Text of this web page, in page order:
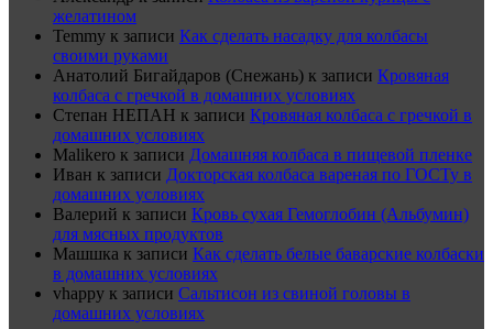
желатином
Temmy к записи Как сделать насадку для колбасы
своими руками
Анатолий Бигайдаров (Снежань) к записи Кровяная
колбаса с гречкой в домашних условиях
Степан НЕПАН к записи Кровяная колбаса с гречкой в
домашних условиях
Malikero к записи Домашняя колбаса в пищевой пленке
Иван к записи Докторская колбаса вареная по ГОСТу в
домашних условиях
Валерий к записи Кровь сухая Гемоглобин (Альбумин)
для мясных продуктов
Машшка к записи Как сделать белые баварские колбаски
в домашних условиях
vhappy к записи Сальтисон из свиной головы в
домашних условиях